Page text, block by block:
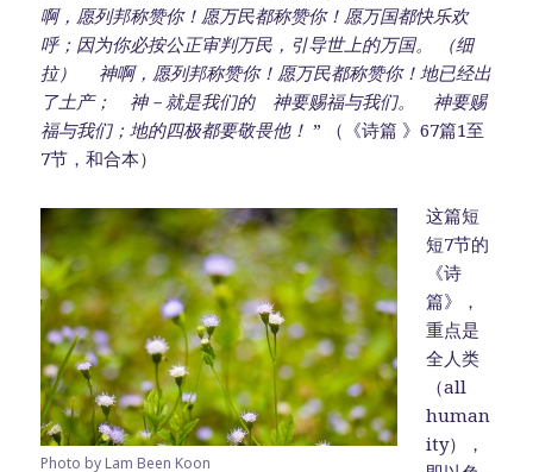
啊，愿列邦称赞你！愿万民都称赞你！愿万国都快乐欢
呼；因为你必按公正审判万民，引导世上的万国。 （细
拉） 神啊，愿列邦称赞你！愿万民都称赞你！地已经出
了土产； 神－就是我们的 神要赐福与我们。 神要赐
福与我们；地的四极都要敬畏他！ ” （《诗篇 》67篇1至
7节，和合本）
Photo by Lam Been Koon
这篇短
短7节的
《诗
篇》，
重点是
全人类
（all
human
ity），